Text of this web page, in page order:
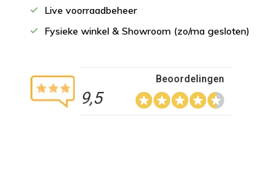
Live voorraadbeheer
Fysieke winkel & Showroom (zo/ma gesloten)
9,5
Beoordelingen